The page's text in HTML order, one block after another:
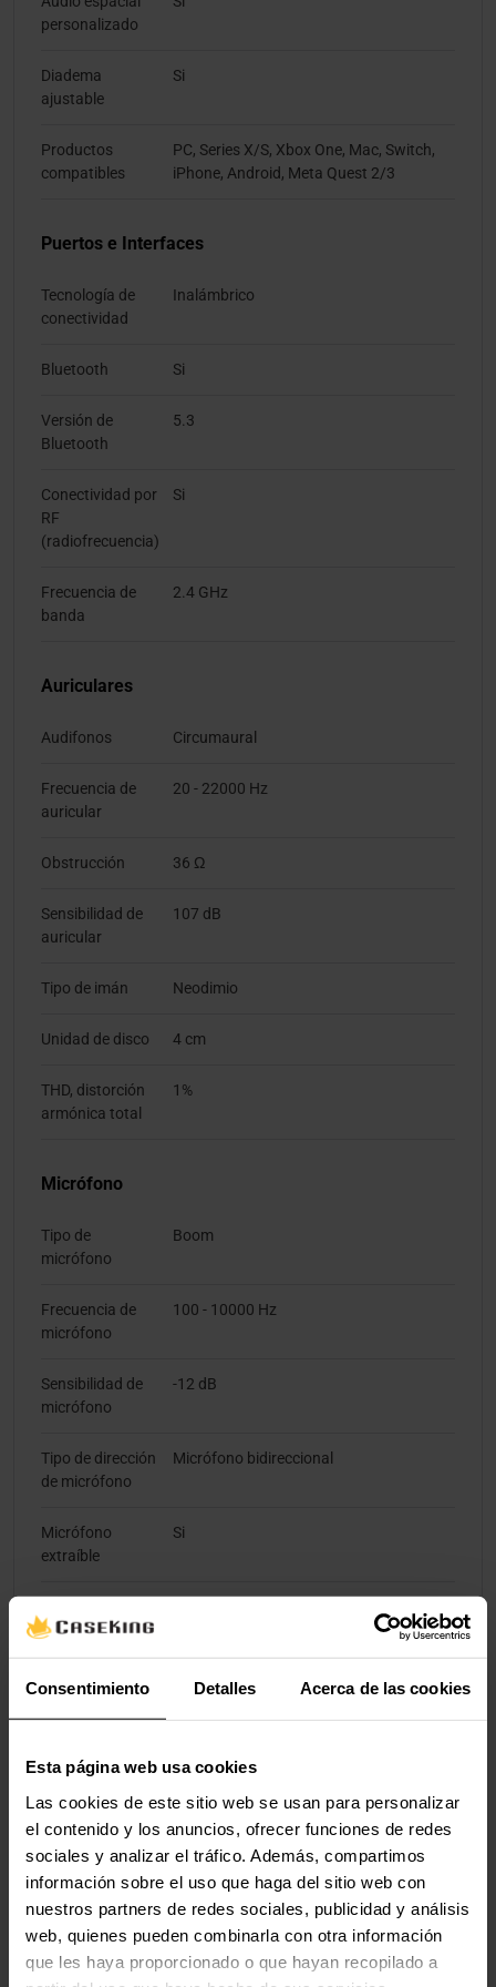
Consentimiento Detalles Acerca de las cookies
Esta página web usa cookies
Las cookies de este sitio web se usan para personalizar
el contenido y los anuncios, ofrecer funciones de redes
sociales y analizar el tráfico. Además, compartimos
información sobre el uso que haga del sitio web con
nuestros partners de redes sociales, publicidad y análisis
web, quienes pueden combinarla con otra información
que les haya proporcionado o que hayan recopilado a
personalizado
Diadema
ajustable
Si
Productos
compatibles
PC, Series X/S, Xbox One, Mac, Switch,
iPhone, Android, Meta Quest 2/3
Puertos e Interfaces
Tecnología de
conectividad
Inalámbrico
Bluetooth Si
Versión de
Bluetooth
5.3
Conectividad por
RF
(radiofrecuencia)
Si
Frecuencia de
banda
2.4 GHz
Auriculares
Audifonos Circumaural
Frecuencia de
auricular
20 - 22000 Hz
Obstrucción 36 Ω
Sensibilidad de
auricular
107 dB
Tipo de imán Neodimio
Unidad de disco 4 cm
THD, distorción
armónica total
1%
Micrófono
Tipo de
micrófono
Boom
Frecuencia de
micrófono
100 - 10000 Hz
Sensibilidad de
micrófono
-12 dB
Tipo de dirección
de micrófono
Micrófono bidireccional
Micrófono
extraíble
Si
ruido del
Batería
Batería Si
Tipo de batería Batería integrada
Tiempo continuo
de reproducción
40 h
Carga rápida